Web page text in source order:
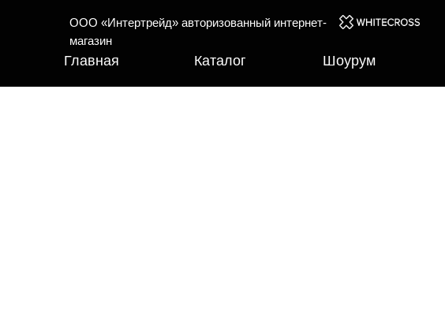
ООО «Интертрейд» авторизованный интернет-
магазин
Главная Каталог Шоурум